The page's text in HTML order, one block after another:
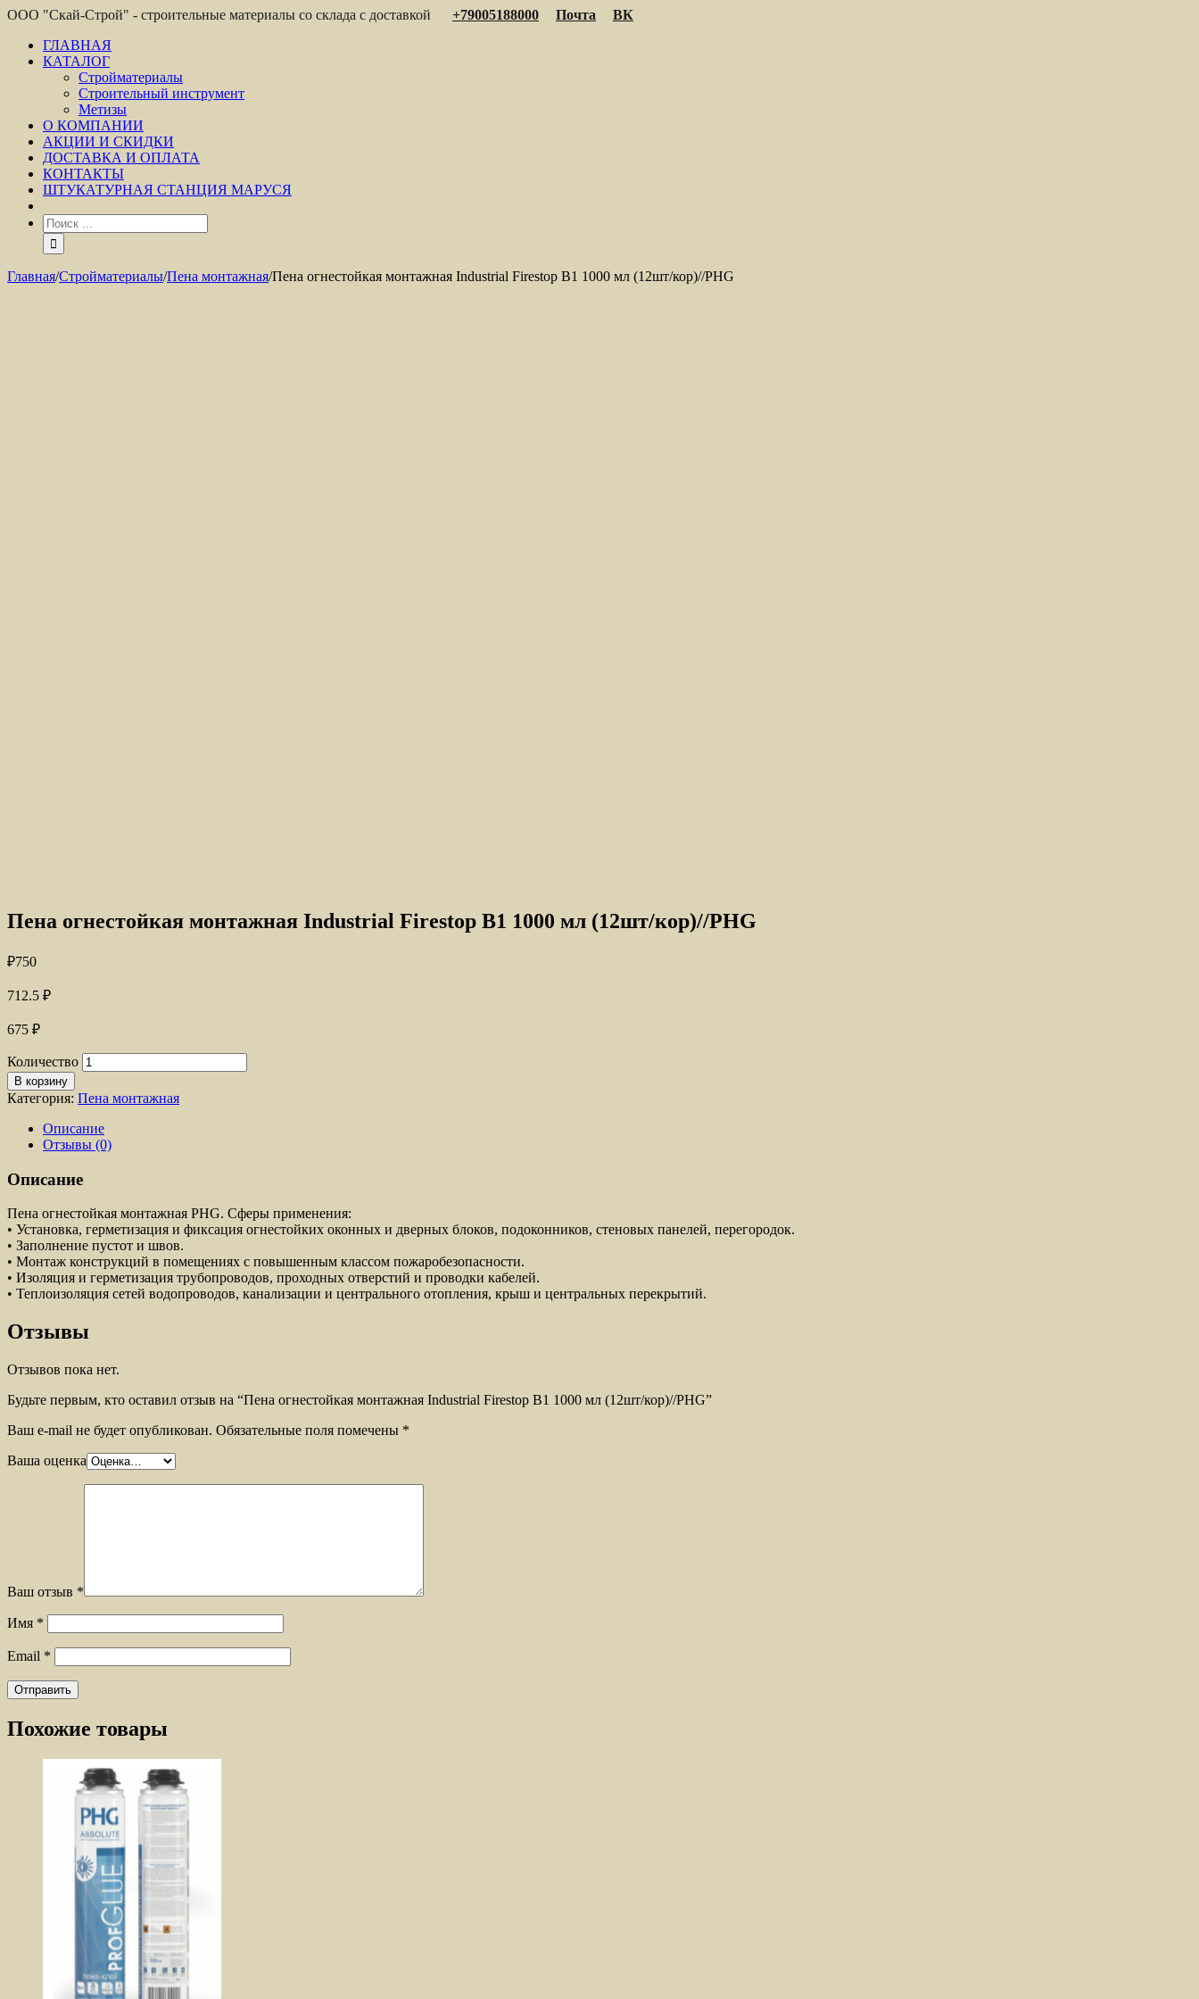
ООО "Скай-Строй" - строительные материалы со склада с доставкой +79005188000 Почта
ВК
ГЛАВНАЯ
КАТАЛОГ
Стройматериалы
Строительный инструмент
Метизы
О КОМПАНИИ
АКЦИИ И СКИДКИ
ДОСТАВКА И ОПЛАТА
КОНТАКТЫ
ШТУКАТУРНАЯ СТАНЦИЯ МАРУСЯ
Главная/Стройматериалы/Пена монтажная/Пена огнестойкая монтажная Industrial Firestop B1 1000 мл (12шт/кор)//PHG
Пена огнестойкая монтажная Industrial Firestop B1 1000 мл (12шт/кор)//PHG
₽750
712.5 ₽
675 ₽
Количество
В корзину
Категория: Пена монтажная
Описание
Отзывы (0)
Описание
Пена огнестойкая монтажная PHG. Сферы применения:
• Установка, герметизация и фиксация огнестойких оконных и дверных блоков, подоконников, стеновых панелей, перегородок.
• Заполнение пустот и швов.
• Монтаж конструкций в помещениях с повышенным классом пожаробезопасности.
• Изоляция и герметизация трубопроводов, проходных отверстий и проводки кабелей.
• Теплоизоляция сетей водопроводов, канализации и центрального отопления, крыш и центральных перекрытий.
Отзывы
Отзывов пока нет.
Будьте первым, кто оставил отзыв на “Пена огнестойкая монтажная Industrial Firestop B1 1000 мл (12шт/кор)//PHG”
Ваш e-mail не будет опубликован. Обязательные поля помечены *
Ваша оценка
Ваш отзыв *
Имя *
Email *
Похожие товары